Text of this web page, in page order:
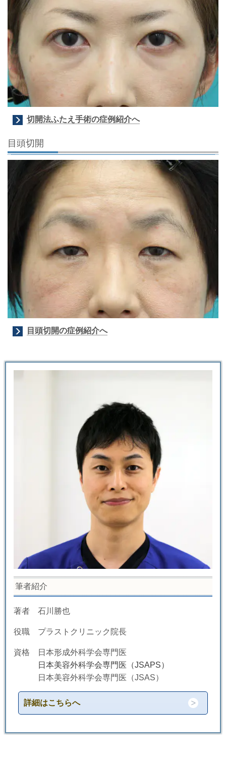
切開法ふたえ手術の症例紹介へ
目頭切開
目頭切開の症例紹介へ
筆者紹介
著者 石川勝也
役職 プラストクリニック院長
資格 日本形成外科学会専門医
日本美容外科学会専門医（JSAPS）
日本美容外科学会専門医（JSAS）
詳細はこちらへ